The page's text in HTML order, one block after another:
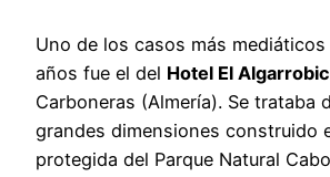
Uno de los casos más
años fue el del Hotel El
Carboneras (Almería). Se trataba
grandes dimensiones construido
protegida del Parque Natural